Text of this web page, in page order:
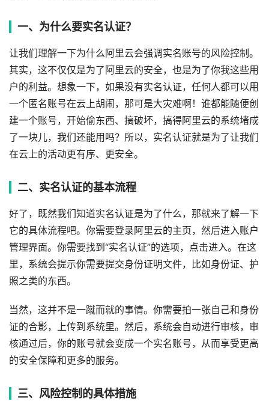
一、为什么要实名认证？
让我们理解一下为什么阿里云会强调实名账号的风险控制。
其实，这不仅仅是为了阿里云的安全，也是为了你我这些用
户的利益。想象一下，如果没有实名认证，任何人都可以用
一个匿名账号在云上胡闹，那可是大灾难啊！谁都能随便创
建一个账号，开始偷东西、搞破坏，搞得阿里云的系统堵成
了一块儿，我们还能用吗？所以，实名认证就是为了让我们
在云上的活动更有序、更安全。
二、实名认证的基本流程
好了，既然我们知道实名认证是为了什么，那就来了解一下
它的具体流程吧。你需要登录阿里云的主页，然后进入账户
管理界面。你需要找到“实名认证”的选项，点击进入。在这
里，系统会提示你需要提交身份证明文件，比如身份证、护
照之类的东西。
当然，这并不是一蹴而就的事情。你需要拍一张自己和身份
证的合影，上传到系统里。然后，系统会自动进行审核，审
核通过后，你的账号就会变成一个实名账号，从而享受更高
的安全保障和更多的服务。
三、风险控制的具体措施